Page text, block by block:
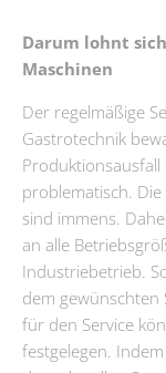
Darum lohnt
Maschinen
Der regelmäßige
Gastrotechnik
problematisch.
sind immens.
an alle
Industriebetrieb.
dem
für den Service
festgelegen.